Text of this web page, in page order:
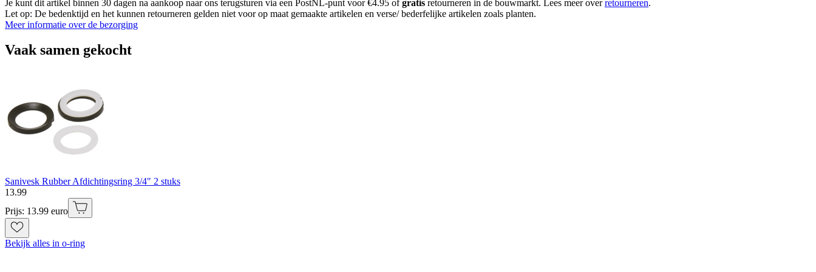
Je kunt dit artikel binnen 30 dagen na aankoop naar ons terugsturen via een PostNL-punt voor €4.95 ofgratis retourneren in de bouwmarkt. Lees meer overretourneren.
Let op: De bedenktijd en het kunnen retourneren gelden niet voor op maat gemaakte artikelen en verse/ bederfelijke artikelen zoals planten.
Meer informatie over de bezorging
Vaak samen gekocht
Sanivesk Rubber Afdichtingsring 3/4" 2 stuks
13.99
Prijs: 13.99 euro
Bekijk alles in o-ring